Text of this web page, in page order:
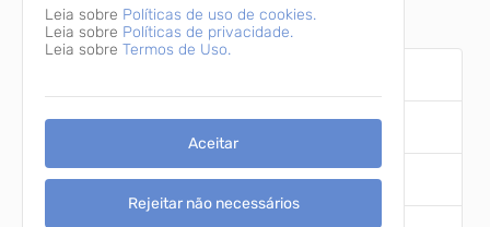
Transparência Ativa
Estrutura Organizacional
Leia sobre Políticas de uso de cookies.
Leia sobre Políticas de privacidade.
Leia sobre Termos de Uso.
Aceitar
Rejeitar não necessários